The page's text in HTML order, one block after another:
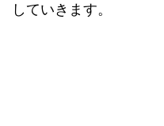
していきます。